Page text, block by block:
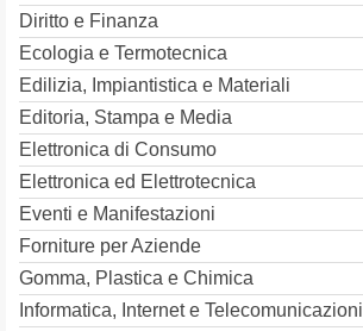
Diritto e Finanza
Ecologia e Termotecnica
Edilizia, Impiantistica e Materiali
Editoria, Stampa e Media
Elettronica di Consumo
Elettronica ed Elettrotecnica
Eventi e Manifestazioni
Forniture per Aziende
Gomma, Plastica e Chimica
Informatica, Internet e Telecomunicazioni